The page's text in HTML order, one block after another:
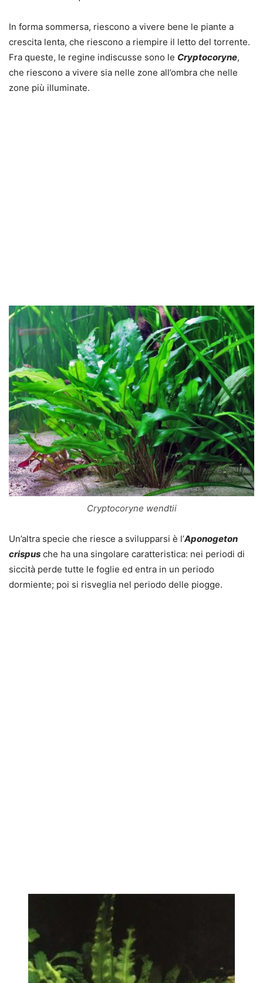
In forma sommersa, riescono a vivere bene le piante a
crescita lenta, che riescono a riempire il letto del torrente.
Fra queste, le regine indiscusse sono le Cryptocoryne,
che riescono a vivere sia nelle zone all’ombra che nelle
zone più illuminate.
Cryptocoryne wendtii
Un’altra specie che riesce a svilupparsi è l’Aponogeton
crispus che ha una singolare caratteristica: nei periodi di
siccità perde tutte le foglie ed entra in un periodo
dormiente; poi si risveglia nel periodo delle piogge.